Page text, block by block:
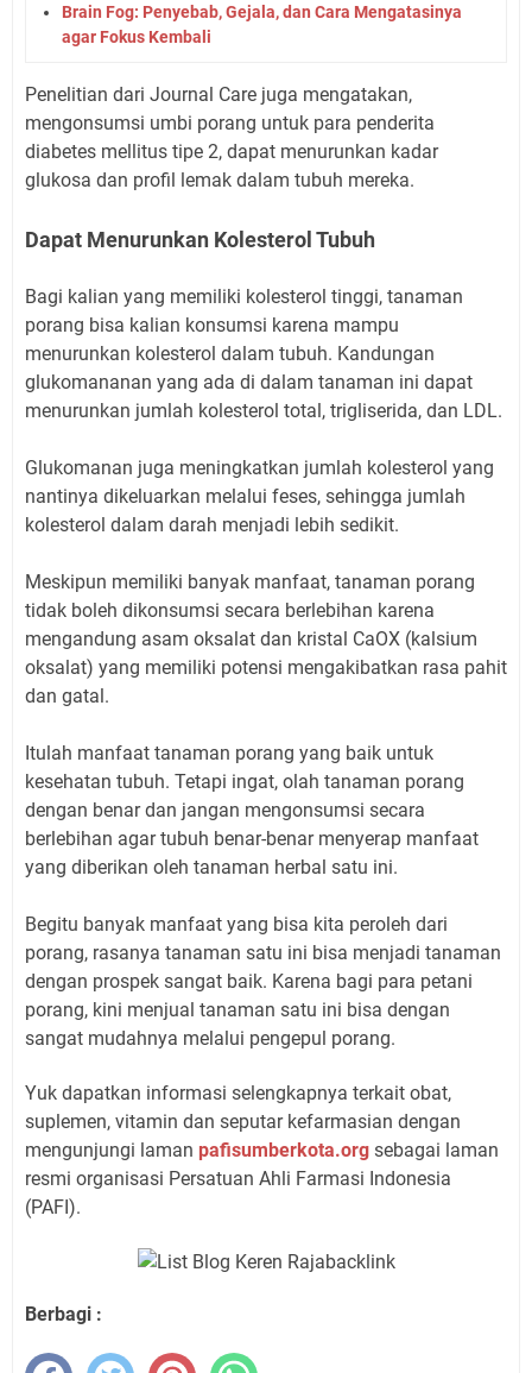
Brain Fog: Penyebab, Gejala, dan Cara Mengatasinya
agar Fokus Kembali
Penelitian dari Journal Care juga mengatakan,
mengonsumsi umbi porang untuk para penderita
diabetes mellitus tipe 2, dapat menurunkan kadar
glukosa dan profil lemak dalam tubuh mereka.
Dapat Menurunkan Kolesterol Tubuh
Bagi kalian yang memiliki kolesterol tinggi, tanaman
porang bisa kalian konsumsi karena mampu
menurunkan kolesterol dalam tubuh. Kandungan
glukomananan yang ada di dalam tanaman ini dapat
menurunkan jumlah kolesterol total, trigliserida, dan LDL.
Glukomanan juga meningkatkan jumlah kolesterol yang
nantinya dikeluarkan melalui feses, sehingga jumlah
kolesterol dalam darah menjadi lebih sedikit.
Meskipun memiliki banyak manfaat, tanaman porang
tidak boleh dikonsumsi secara berlebihan karena
mengandung asam oksalat dan kristal CaOX (kalsium
oksalat) yang memiliki potensi mengakibatkan rasa pahit
dan gatal.
Itulah manfaat tanaman porang yang baik untuk
kesehatan tubuh. Tetapi ingat, olah tanaman porang
dengan benar dan jangan mengonsumsi secara
berlebihan agar tubuh benar-benar menyerap manfaat
yang diberikan oleh tanaman herbal satu ini.
Begitu banyak manfaat yang bisa kita peroleh dari
porang, rasanya tanaman satu ini bisa menjadi tanaman
dengan prospek sangat baik. Karena bagi para petani
porang, kini menjual tanaman satu ini bisa dengan
sangat mudahnya melalui pengepul porang.
Yuk dapatkan informasi selengkapnya terkait obat,
suplemen, vitamin dan seputar kefarmasian dengan
mengunjungi laman pafisumberkota.org sebagai laman
resmi organisasi Persatuan Ahli Farmasi Indonesia
(PAFI).
Berbagi :